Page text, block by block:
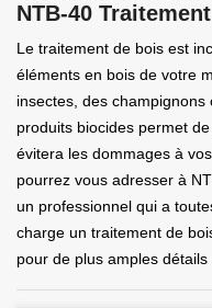
NTB-40
Le traitement de bois est
éléments en bois de votre
insectes, des champignons
produits biocides permet
évitera les dommages à
pourrez vous adresser à
un professionnel qui a
charge un traitement de
pour de plus amples détails